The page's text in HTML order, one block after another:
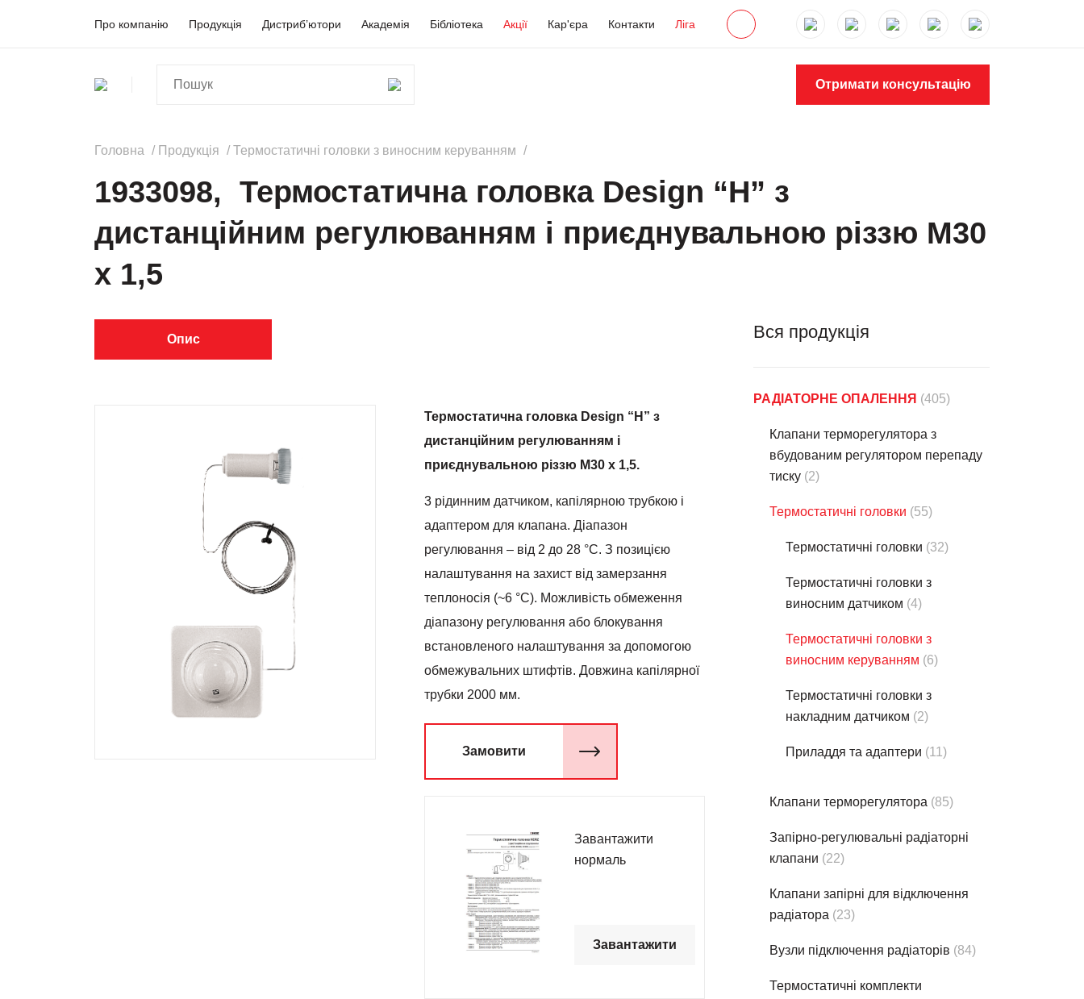
Про компанію Продукція Дистриб’ютори Академія Бібліотека Акції Кар'єра Контакти Ліга
Отримати консультацію
Головна Продукція Термостатичнi головки з виносним керуванням
1933098, Термостатична головка Design “H” з
дистанційним регулюванням і приєднувальною різзю М30
х 1,5
Опис
Термостатична головка Design “H” з
дистанційним регулюванням і
приєднувальною різзю М30 х 1,5.
3 рідинним датчиком, капілярною трубкою i
адаптером для клапана. Діапазон
регулювання – від 2 до 28 °С. З позицією
налаштування на захист від замерзання
теплоносія (~6 °С). Можливість обмеження
діапазону регулювання або блокування
встановленого налаштування за допомогою
обмежувальних штифтів. Довжина капілярної
трубки 2000 мм.
Замовити
Завантажити
нормаль
Завантажити
Вся продукція
РАДІАТОРНЕ ОПАЛЕННЯ (405)
Клапани терморегулятора з
вбудованим регулятором перепаду
тиску (2)
Термостатичнi головки (55)
Термостатичнi головки (32)
Термостатичнi головки з
виносним датчиком (4)
Термостатичнi головки з
виносним керуванням (6)
Термостатичнi головки з
накладним датчиком (2)
Приладдя та адаптери (11)
Клапани терморегулятора (85)
Запірно-регулювальні радіаторні
клапани (22)
Клапани запірні для відключення
радіатора (23)
Вузли підключення радіаторів (84)
Термостатичнi комплекти